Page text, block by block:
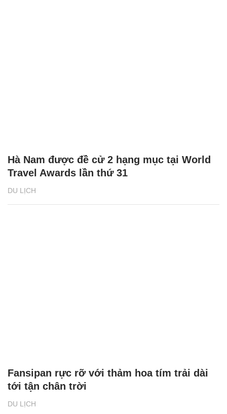
DU LỊCH
Hà Nam được đề cử 2 hạng mục tại World
Travel Awards lần thứ 31
DU LỊCH
Fansipan rực rỡ với thảm hoa tím trải dài
tới tận chân trời